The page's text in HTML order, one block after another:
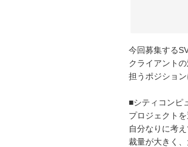
今回募集する
クライアント
担うポジション
■シティコンピ
プロジェクト
自分なりに考
裁量が大きく